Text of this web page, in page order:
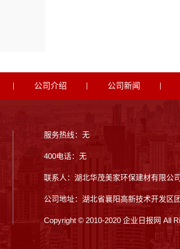
公司介绍 公司新闻
服务热线：无
400电话：无
联系人：湖北华茂美家环保建材有限公司
公司地址：湖北省襄阳高新技术开发区
Copyright © 2010-2020 企业日报网 All